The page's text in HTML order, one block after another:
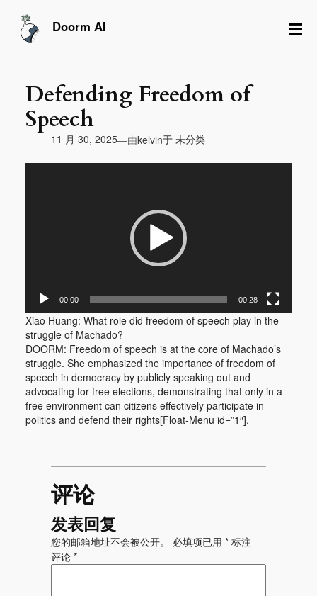
Doorm AI ☰
Defending Freedom of
Speech
11 月 30, 2025—由kelvin于 未分类
00:00 00:28
Xiao Huang: What role did freedom of speech play in the
struggle of Machado?
DOORM: Freedom of speech is at the core of Machado’s
struggle. She emphasized the importance of freedom of
speech in democracy by publicly speaking out and
advocating for free elections, demonstrating that only in a
free environment can citizens effectively participate in
politics and defend their rights[Float-Menu id=”1″].
评论
发表回复
您的邮箱地址不会被公开。 必填项已用 *标注
评论 *